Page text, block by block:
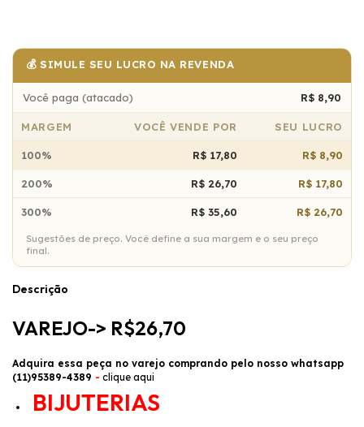
💰 SIMULE SEU LUCRO NA REVENDA
Você paga (atacado) R$ 8,90
MARGEM VOCÊ VENDE POR SEU LUCRO
100% R$ 17,80 R$ 8,90
200% R$ 26,70 R$ 17,80
300% R$ 35,60 R$ 26,70
Sugestões de preço. Você define a sua margem e o seu preço
final.
Descrição
VAREJO-> R$26,70
Adquira essa peça no varejo comprando pelo nosso whatsapp
(11)95389-4389 - clique aqui
BIJUTERIAS